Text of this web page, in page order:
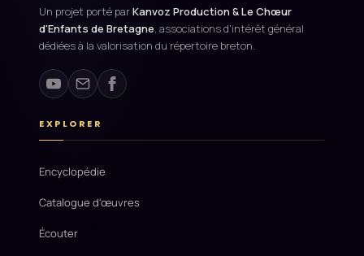
Un projet porté parKanvoz Production & Le Chœur
d'Enfants de Bretagne, associations d'intérêt général
dédiées à la valorisation du répertoire breton.
EXPLORER
Encyclopédie
Catalogue d'œuvres
Écouter